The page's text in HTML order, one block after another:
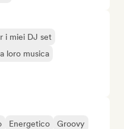
i miei DJ set
loro musica
Energetico
Groovy